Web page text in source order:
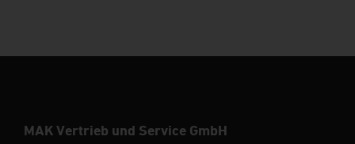
MAK Vertrieb und Service GmbH